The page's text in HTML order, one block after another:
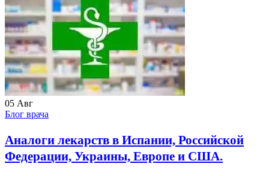
05 Авг
Блог врача
Аналоги лекарств в Испании, Российской
Федерации, Украины, Европе и США.